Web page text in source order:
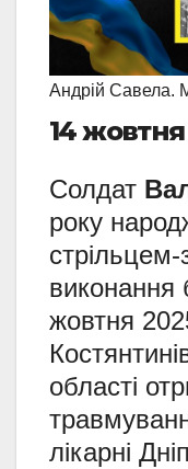
Андрій Савела.
14 жовтня
Солдат
року
стрільцем-
виконання
жовтня
області
лікарні